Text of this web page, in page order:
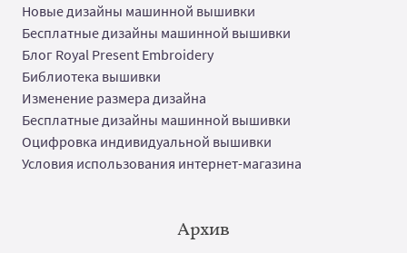
Новые дизайны машинной вышивки
Бесплатные дизайны машинной вышивки
Блог Royal Present Embroidery
Библиотека вышивки
Изменение размера дизайна
Бесплатные дизайны машинной вышивки
Оцифровка индивидуальной вышивки
Условия использования интернет-магазина
Архив